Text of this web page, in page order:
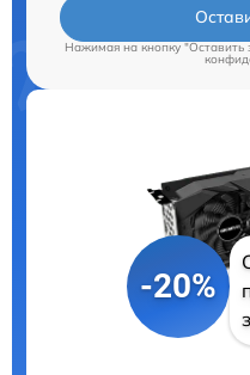
Нажимая на кнопку "Оставить
-20%